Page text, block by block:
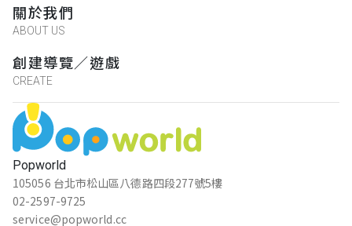
Popworld
105056 台北市松山區八德路四段277號5樓
02-2597-9725
service@popworld.cc
關於我們
ABOUT US
創建導覽／遊戲
CREATE